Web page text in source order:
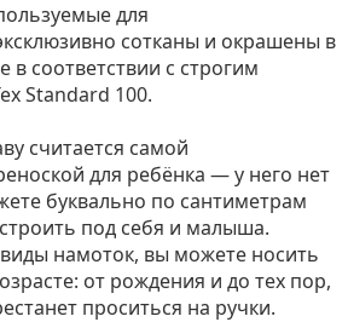
для
сотканы и окрашены в
соответствии с строгим
Standard 100.
считается самой
для ребёнка — у него нет
буквально по сантиметрам
под себя и малыша.
намоток, вы можете носить
от рождения и до тех пор,
проситься на ручки.